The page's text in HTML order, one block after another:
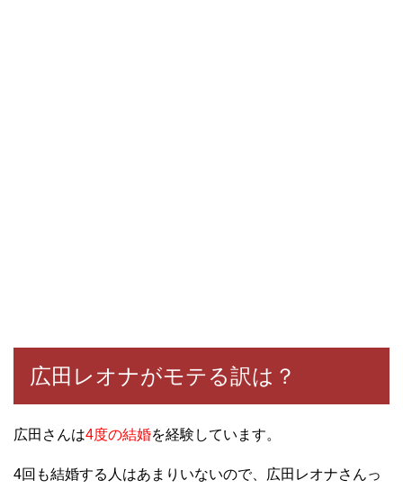
広田レオナがモテる訳は？
広田さんは4度の結婚を経験しています。
4回も結婚する人はあまりいないので、広田レオナさんっ